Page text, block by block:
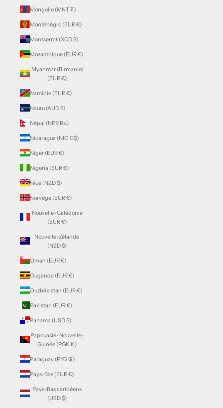
Mongolie (MNT ₮)
Monténégro (EUR €)
Montserrat (XCD $)
Mozambique (EUR €)
Myanmar (Birmanie)
(EUR €)
Namibie (EUR €)
Nauru (AUD $)
Népal (NPR Rs.)
Nicaragua (NIO C$)
Niger (EUR €)
Nigeria (EUR €)
Niue (NZD $)
Norvège (EUR €)
Nouvelle-Calédonie
(EUR €)
Nouvelle-Zélande
(NZD $)
Oman (EUR €)
Ouganda (EUR €)
Ouzbékistan (EUR €)
Pakistan (EUR €)
Panama (USD $)
Papouasie-Nouvelle-
Guinée (PGK K)
Paraguay (PYG ₲)
Pays-Bas (EUR €)
Pays-Bas caribéens
(USD $)